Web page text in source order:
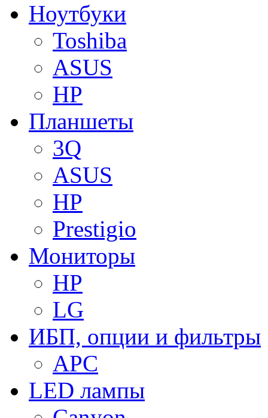
Ноутбуки
Toshiba
ASUS
HP
Планшеты
3Q
ASUS
HP
Prestigio
Мониторы
HP
LG
ИБП, опции и фильтры
APC
LED лампы